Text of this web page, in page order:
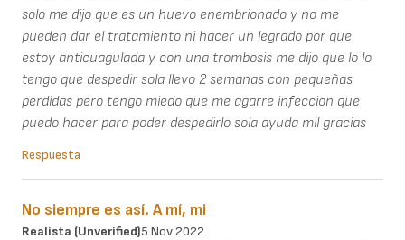
solo me dijo que es un huevo enembrionado y no me
pueden dar el tratamiento ni hacer un legrado por que
estoy anticuagulada y con una trombosis me dijo que lo lo
tengo que despedir sola llevo 2 semanas con pequeñas
perdidas pero tengo miedo que me agarre infeccion que
puedo hacer para poder despedirlo sola ayuda mil gracias
Respuesta
No siempre es así. A mí, mi
Realista (unverified)5 Nov 2022